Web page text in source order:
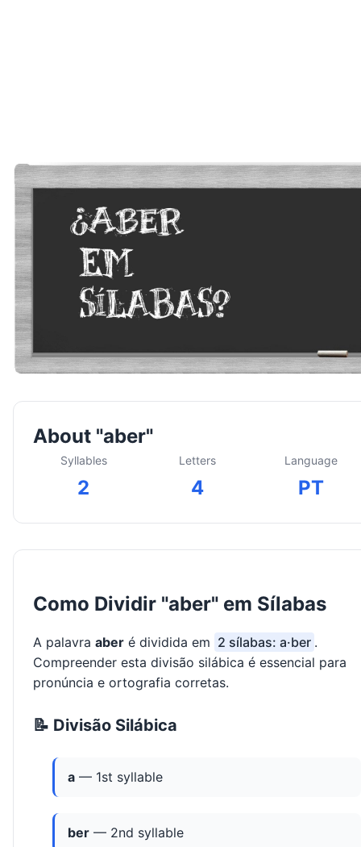
About "aber"
Syllables
2
Letters
4
Language
PT
Como Dividir "aber" em Sílabas
A palavra aber é dividida em 2 sílabas: a·ber .
Compreender esta divisão silábica é essencial para
pronúncia e ortografia corretas.
📝 Divisão Silábica
a — 1st syllable
ber — 2nd syllable